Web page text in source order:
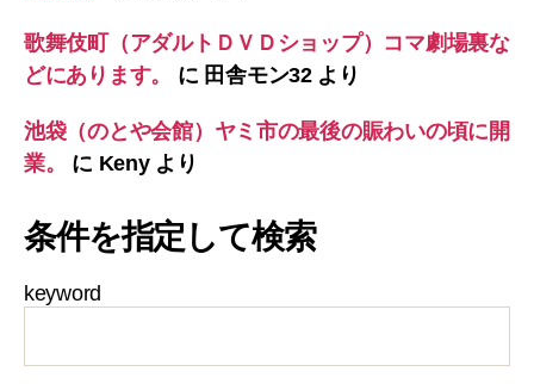
歌舞伎町（アダルトＤＶＤショップ）コマ劇場裏な
どにあります。
に 田舎モン32より
池袋（のとや会館）ヤミ市の最後の賑わいの頃に開
業。
に Kenyより
条件を指定して検索
keyword